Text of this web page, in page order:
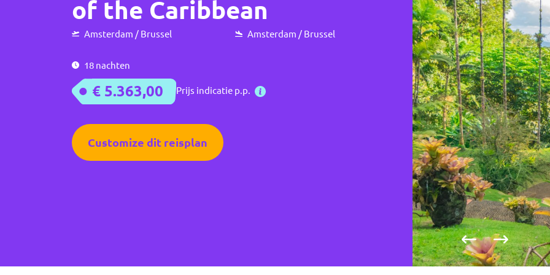
Vorige fotoVolgende
of the Caribbean
Amsterdam / Brussel Amsterdam / Brussel
18 nachten
€ 5.363,00 Prijs indicatie p.p.
Customize dit reisplan